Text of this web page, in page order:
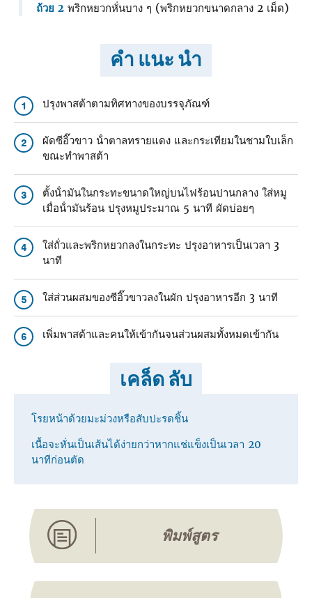
ถ้วย 2 พริกหยวกหั่นบาง ๆ (พริกหยวกขนาดกลาง 2 เม็ด)
คำ แนะ นำ
1 ปรุงพาสต้าตามทิศทางของบรรจุภัณฑ์
2
ผัดซีอิ๊วขาว น้ําตาลทรายแดง และกระเทียมในชามใบเล็ก
ขณะทําพาสต้า
3
ตั้งน้ํามันในกระทะขนาดใหญ่บนไฟร้อนปานกลาง ใส่หมู
เมื่อน้ํามันร้อน ปรุงหมูประมาณ 5 นาที ผัดบ่อยๆ
4
ใส่ถั่วและพริกหยวกลงในกระทะ ปรุงอาหารเป็นเวลา 3
นาที
5 ใส่ส่วนผสมของซีอิ๊วขาวลงในผัก ปรุงอาหารอีก 3 นาที
6 เพิ่มพาสต้าและคนให้เข้ากันจนส่วนผสมทั้งหมดเข้ากัน
เคล็ด ลับ
โรยหน้าด้วยมะม่วงหรือสับปะรดชิ้น
เนื้อจะหั่นเป็นเส้นได้ง่ายกว่าหากแช่แข็งเป็นเวลา 20
นาทีก่อนตัด
พิมพ์สูตร